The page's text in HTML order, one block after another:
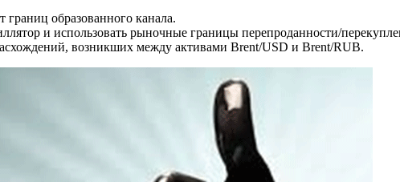
образованного канала.
и использовать рыночные границы перепроданности/
возникших между активами Brent/USD и Brent/RUB.